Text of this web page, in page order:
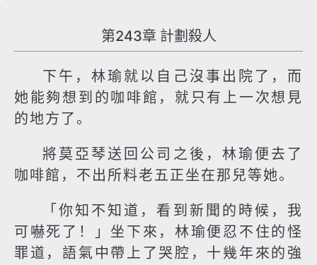
第243章 計劃殺人
下午，林瑜就以自己沒事出院了，而
她能夠想到的咖啡館，就只有上一次想見
的地方了。
將莫亞琴送回公司之後，林瑜便去了
咖啡館，不出所料老五正坐在那兒等她。
「你知不知道，看到新聞的時候，我
可嚇死了！」坐下來，林瑜便忍不住的怪
罪道，語氣中帶上了哭腔，十幾年來的強